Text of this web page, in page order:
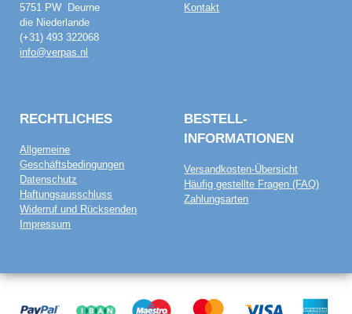
5751 PW Deurne
die Niederlande
(+31) 493 322068
info@verpas.nl
Kontakt
RECHTLICHES
Allgemeine
Geschäftsbedingungen
Datenschutz
Haftungsausschluss
Widerruf und Rücksenden
Impressum
BESTELL­
INFORMATIONEN
Versandkosten-Übersicht
Häufig gestellte Fragen (FAQ)
Zahlungsarten